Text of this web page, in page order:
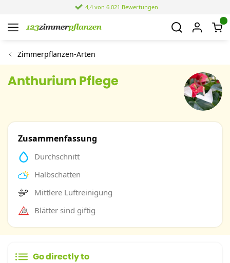
4,4 von 6.021 Bewertungen
Zimmerpflanzen-Arten
Anthurium Pflege
Zusammenfassung
Durchschnitt
Halbschatten
Mittlere Luftreinigung
Blätter sind giftig
Go directly to